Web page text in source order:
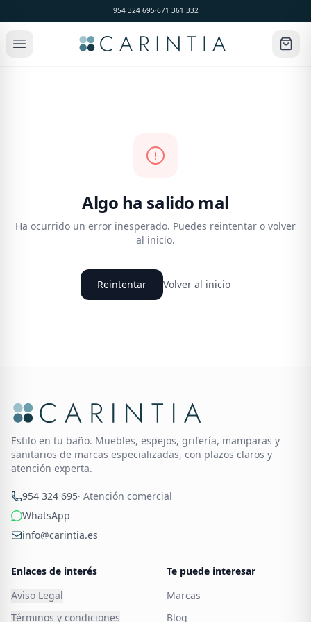
954 324 695·671 361 332
Algo ha salido mal
Ha ocurrido un error inesperado. Puedes reintentar o volver
al inicio.
Reintentar Volver al inicio
Estilo en tu baño. Muebles, espejos, grifería, mamparas y
sanitarios de marcas especializadas, con plazos claros y
atención experta.
954 324 695· Atención comercial
WhatsApp
info@carintia.es
Enlaces de interés
Aviso Legal
Términos y condiciones
Te puede interesar
Marcas
Blog